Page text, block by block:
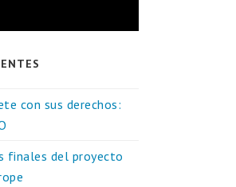
con sus derechos:
finales del proyecto